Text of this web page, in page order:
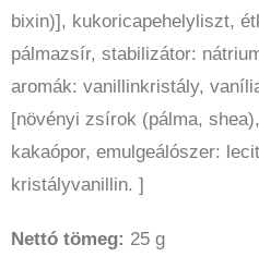
bixin)], kukoricapehelyliszt,
pálmazsír, stabilizátor:
aromák: vanillinkristály,
[növényi zsírok (pálma,
kakaópor, emulgeálószer:
kristályvanillin. ]
Nettó tömeg: 25 g